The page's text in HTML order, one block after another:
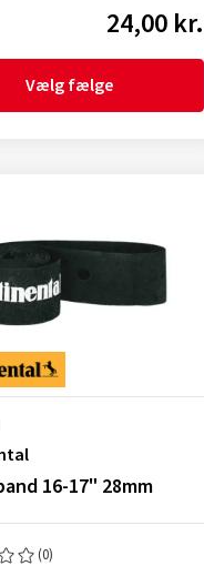
24,00 kr.
Vælg fælge
16-17" 28mm
(0)